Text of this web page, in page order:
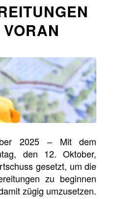
2025 – Mit dem
den 12. Oktober,
gesetzt, um die
zu beginnen
zügig umzusetzen.